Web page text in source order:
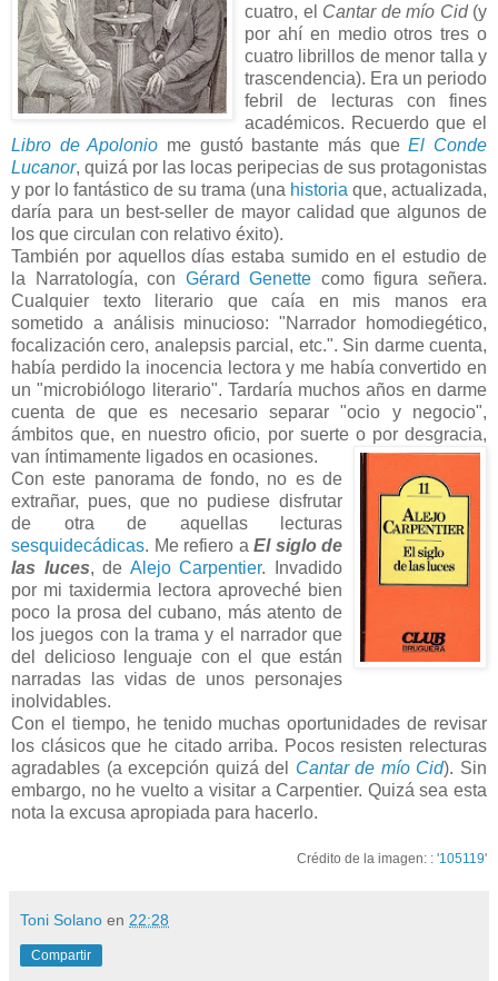
cuatro, el Cantar de mío Cid(y
por ahí en medio otros tres o
cuatro librillos de menor talla y
trascendencia). Era un periodo
febril de lecturas con fines
académicos. Recuerdo que el
Libro de Apolonio me gustó bastante más queEl Conde
Lucanor, quizá por las locas peripecias de sus protagonistas
y por lo fantástico de su trama (una historia que, actualizada,
daría para un best-seller de mayor calidad que algunos de
los que circulan con relativo éxito).
También por aquellos días estaba sumido en el estudio de
la Narratología, con Gérard Genette como figura señera.
Cualquier texto literario que caía en mis manos era
sometido a análisis minucioso: "Narrador homodiegético,
focalización cero, analepsis parcial, etc.". Sin darme cuenta,
había perdido la inocencia lectora y me había convertido en
un "microbiólogo literario". Tardaría muchos años en darme
cuenta de que es necesario separar "ocio y negocio",
ámbitos que, en nuestro oficio, por suerte o por desgracia,
van íntimamente ligados en ocasiones.
Con este panorama de fondo, no es de
extrañar, pues, que no pudiese disfrutar
de otra de aquellas lecturas
sesquidecádicas. Me refiero a El siglo de
las luces, de Alejo Carpentier. Invadido
por mi taxidermia lectora aproveché bien
poco la prosa del cubano, más atento de
los juegos con la trama y el narrador que
del delicioso lenguaje con el que están
narradas las vidas de unos personajes
inolvidables.
Con el tiempo, he tenido muchas oportunidades de revisar
los clásicos que he citado arriba. Pocos resisten relecturas
agradables (a excepción quizá del Cantar de mío Cid). Sin
embargo, no he vuelto a visitar a Carpentier. Quizá sea esta
nota la excusa apropiada para hacerlo.
Crédito de la imagen: : '105119'
Toni Solano en 22:28
Compartir